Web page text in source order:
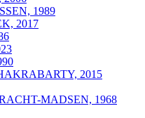
1989
2017
2015
MADSEN, 1968